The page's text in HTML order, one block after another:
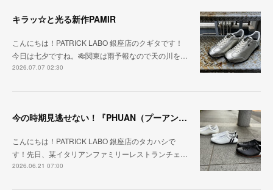
キラッ☆と光る新作PAMIR
こんにちは！PATRICK LABO 銀座店のクギタです！
今日は七夕ですね。🎋関東は雨予報なので天の川を…
2026.07.07 02:30
今の時期見逃せない！『PHUAN（プーアン）』
こんにちは！PATRICK LABO 銀座店のタカハシで
す！先日、某イタリアンファミリーレストランチェ…
2026.06.21 07:00